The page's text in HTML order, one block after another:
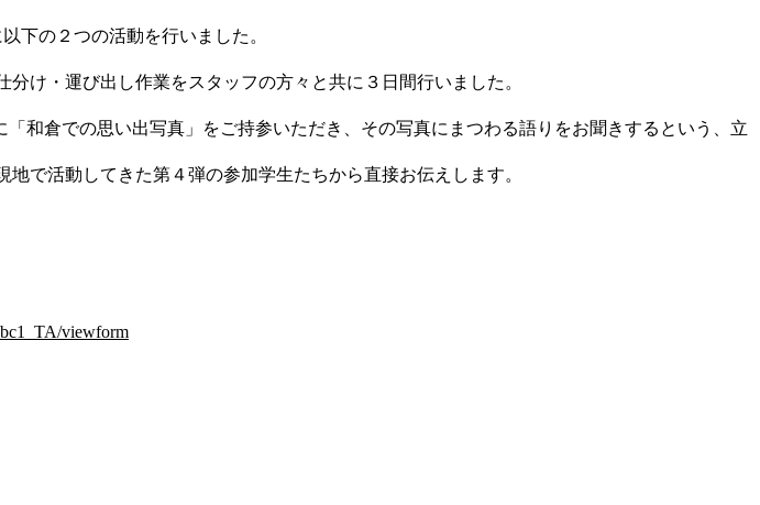
下の２つの活動を行いました。
け・運び出し作業をスタッフの方々と共に３日間行いました。
和倉での思い出写真」をご持参いただき、その写真にまつわる語りをお聞きするという、立
で活動してきた第４弾の参加学生たちから直接お伝えします。
viewform